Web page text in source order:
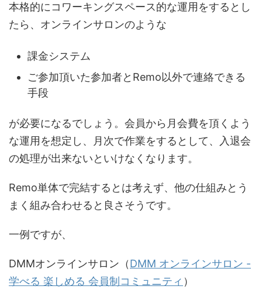
本格的にコワーキングスペース的な運用をするとし
たら、オンラインサロンのような
課金システム
ご参加頂いた参加者とRemo以外で連絡できる
手段
が必要になるでしょう。会員から月会費を頂くよう
な運用を想定し、月次で作業をするとして、入退会
の処理が出来ないといけなくなります。
Remo単体で完結するとは考えず、他の仕組みとう
まく組み合わせると良さそうです。
一例ですが、
DMMオンラインサロン（DMM オンラインサロン -
学べる 楽しめる 会員制コミュニティ ）